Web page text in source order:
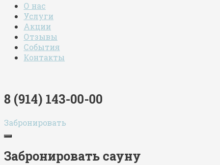
О нас
Услуги
Акции
Отзывы
События
Контакты
8 (914) 143-00-00
Забронировать
Забронировать сауну